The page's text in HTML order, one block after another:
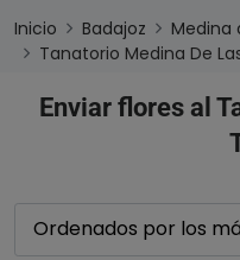
Inicio Badajoz
Medina
Tanatorio Medina De
Enviar flores al